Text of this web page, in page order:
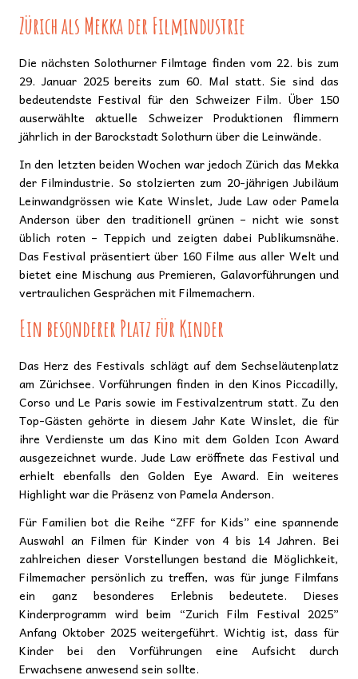
Zürich als Mekka der Filmindustrie
Die nächsten Solothurner Filmtage finden vom 22. bis zum
29. Januar 2025 bereits zum 60. Mal statt. Sie sind das
bedeutendste Festival für den Schweizer Film. Über 150
auserwählte aktuelle Schweizer Produktionen flimmern
jährlich in der Barockstadt Solothurn über die Leinwände.
In den letzten beiden Wochen war jedoch Zürich das Mekka
der Filmindustrie. So stolzierten zum 20-jährigen Jubiläum
Leinwandgrössen wie Kate Winslet, Jude Law oder Pamela
Anderson über den traditionell grünen – nicht wie sonst
üblich roten – Teppich und zeigten dabei Publikumsnähe.
Das Festival präsentiert über 160 Filme aus aller Welt und
bietet eine Mischung aus Premieren, Galavorführungen und
vertraulichen Gesprächen mit Filmemachern.
Ein besonderer Platz für Kinder
Das Herz des Festivals schlägt auf dem Sechseläutenplatz
am Zürichsee. Vorführungen finden in den Kinos Piccadilly,
Corso und Le Paris sowie im Festivalzentrum statt. Zu den
Top-Gästen gehörte in diesem Jahr Kate Winslet, die für
ihre Verdienste um das Kino mit dem Golden Icon Award
ausgezeichnet wurde. Jude Law eröffnete das Festival und
erhielt ebenfalls den Golden Eye Award. Ein weiteres
Highlight war die Präsenz von Pamela Anderson.
Für Familien bot die Reihe “ZFF for Kids” eine spannende
Auswahl an Filmen für Kinder von 4 bis 14 Jahren. Bei
zahlreichen dieser Vorstellungen bestand die Möglichkeit,
Filmemacher persönlich zu treffen, was für junge Filmfans
ein ganz besonderes Erlebnis bedeutete. Dieses
Kinderprogramm wird beim “Zurich Film Festival 2025”
Anfang Oktober 2025 weitergeführt. Wichtig ist, dass für
Kinder bei den Vorführungen eine Aufsicht durch
Erwachsene anwesend sein sollte.